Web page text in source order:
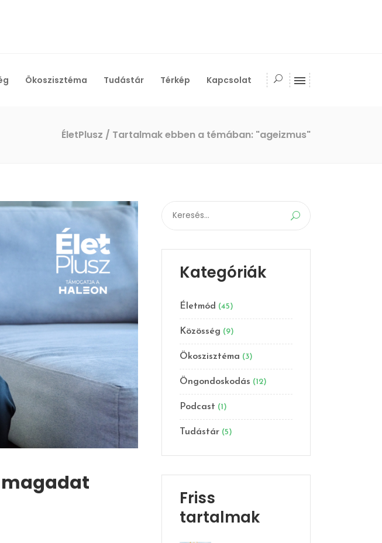
Ökoszisztéma Tudástár Térkép Kapcsolat
ÉletPlusz / Tartalmak ebben a témában: "ageizmus"
for:
Kategóriák
Életmód (45)
Közösség (9)
Ökoszisztéma (3)
Öngondoskodás (12)
Podcast (1)
Tudástár (5)
Friss
tartalmak